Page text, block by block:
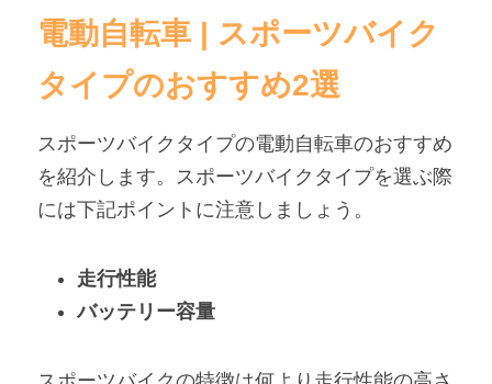
電動自転車 | スポーツバイク
タイプのおすすめ2選
スポーツバイクタイプの電動自転車のおすすめ
を紹介します。スポーツバイクタイプを選ぶ際
には下記ポイントに注意しましょう。
走行性能
バッテリー容量